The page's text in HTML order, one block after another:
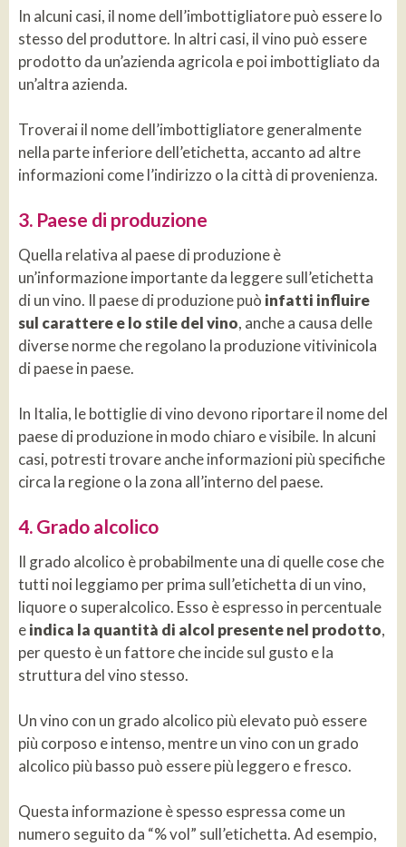
In alcuni casi, il nome dell’imbottigliatore può essere lo
stesso del produttore. In altri casi, il vino può essere
prodotto da un’azienda agricola e poi imbottigliato da
un’altra azienda.
Troverai il nome dell’imbottigliatore generalmente
nella parte inferiore dell’etichetta, accanto ad altre
informazioni come l’indirizzo o la città di provenienza.
3. Paese di produzione
Quella relativa al paese di produzione è
un’informazione importante da leggere sull’etichetta
di un vino. Il paese di produzione può infatti influire
sul carattere e lo stile del vino, anche a causa delle
diverse norme che regolano la produzione vitivinicola
di paese in paese.
In Italia, le bottiglie di vino devono riportare il nome del
paese di produzione in modo chiaro e visibile. In alcuni
casi, potresti trovare anche informazioni più specifiche
circa la regione o la zona all’interno del paese.
4. Grado alcolico
Il grado alcolico è probabilmente una di quelle cose che
tutti noi leggiamo per prima sull’etichetta di un vino,
liquore o superalcolico. Esso è espresso in percentuale
eindica la quantità di alcol presente nel prodotto,
per questo è un fattore che incide sul gusto e la
struttura del vino stesso.
Un vino con un grado alcolico più elevato può essere
più corposo e intenso, mentre un vino con un grado
alcolico più basso può essere più leggero e fresco.
Questa informazione è spesso espressa come un
numero seguito da “% vol” sull’etichetta. Ad esempio,